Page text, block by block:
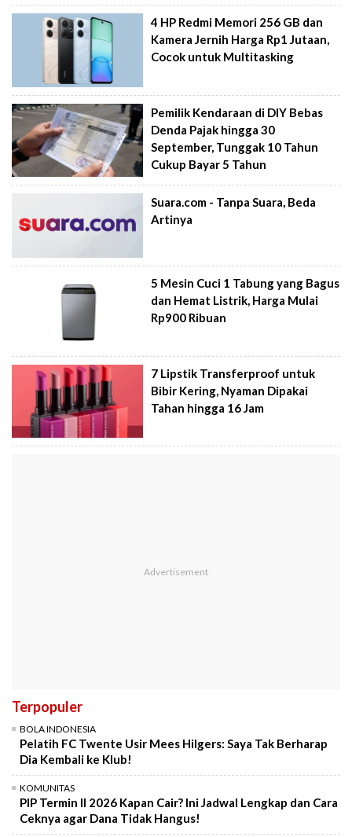
4 HP Redmi Memori 256 GB dan
Kamera Jernih Harga Rp1 Jutaan,
Cocok untuk Multitasking
Pemilik Kendaraan di DIY Bebas
Denda Pajak hingga 30
September, Tunggak 10 Tahun
Cukup Bayar 5 Tahun
Suara.com - Tanpa Suara, Beda
Artinya
5 Mesin Cuci 1 Tabung yang Bagus
dan Hemat Listrik, Harga Mulai
Rp900 Ribuan
7 Lipstik Transferproof untuk
Bibir Kering, Nyaman Dipakai
Tahan hingga 16 Jam
Terpopuler
BOLA INDONESIA
Pelatih FC Twente Usir Mees Hilgers: Saya Tak Berharap
Dia Kembali ke Klub!
KOMUNITAS
PIP Termin II 2026 Kapan Cair? Ini Jadwal Lengkap dan Cara
Ceknya agar Dana Tidak Hangus!